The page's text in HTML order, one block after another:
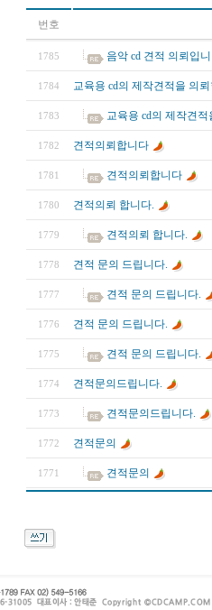
번호
1785 음악 cd 견적 의뢰입
1784 교육용 cd의 제작견적을 의
1783 교육용 cd의 제작견
1782 견적의뢰합니다
1781 견적의뢰합니다
1780 견적의뢰 합니다.
1779 견적의뢰 합니다.
1778 견적 문의 드립니다.
1777 견적 문의 드립니다.
1776 견적 문의 드립니다.
1775 견적 문의 드립니다.
1774 견적문의드립니다.
1773 견적문의드립니다.
1772 견적문의
1771 견적문의